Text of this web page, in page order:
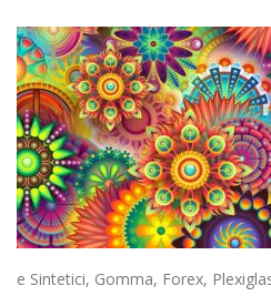
e Sintetici, Gomma, Forex,